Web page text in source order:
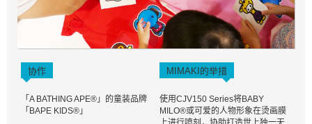
协作 MIMAKI的举措
「A BATHING APE®」的童装品牌
「BAPE KIDS®」
使用CJV150 Series将BABY
MILO®或可爱的人物形象在烫画膜